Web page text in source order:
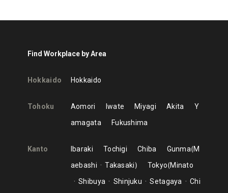
Find Workplace by Area
Hokkaido Hokkaido
Tohoku Aomori Iwate Miyagi Akita
Y
amagata
Fukushima
Kanto Ibaraki Tochigi Chiba Gunma M
aebashi
Takasaki Tokyo Minato
Shibuya
Shinjuku Setagaya
Chi